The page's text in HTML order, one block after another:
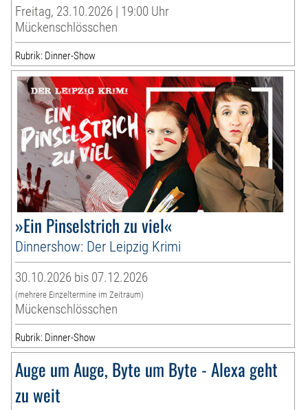
Freitag, 23.10.2026 | 19:00 Uhr
Mückenschlösschen
Rubrik: Dinner-Show
»Ein Pinselstrich zu viel«
Dinnershow: Der Leipzig Krimi
30.10.2026 bis 07.12.2026
(mehrere Einzeltermine im Zeitraum)
Mückenschlösschen
Rubrik: Dinner-Show
Auge um Auge, Byte um Byte - Alexa geht
zu weit